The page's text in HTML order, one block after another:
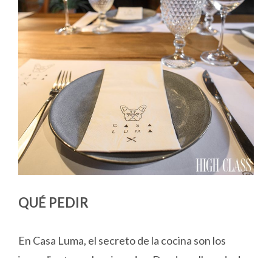
QUÉ PEDIR
En Casa Luma, el secreto de la cocina son los